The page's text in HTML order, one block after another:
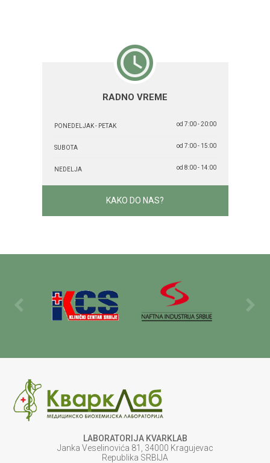
RADNO VREME
PONEDELJAK - PETAK od 7:00 - 20:00
SUBOTA od 7:00 - 15:00
NEDELJA od 8:00 - 14:00
KAKO DO NAS?
LABORATORIJA KVARKLAB
Janka Veselinovića 81, 34000 Kragujevac
Republika SRBIJA